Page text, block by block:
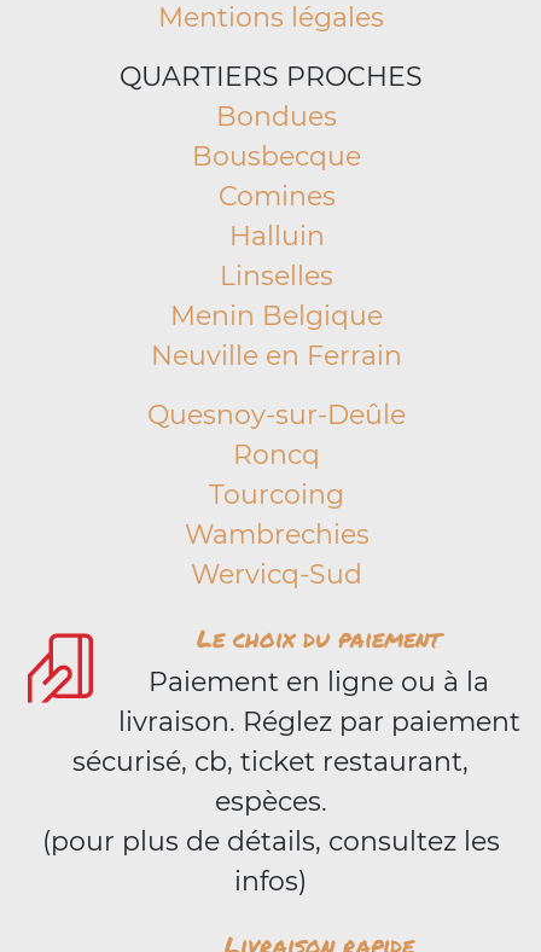
Mentions légales
QUARTIERS PROCHES
Bondues
Bousbecque
Comines
Halluin
Linselles
Menin Belgique
Neuville en Ferrain
Quesnoy-sur-Deûle
Roncq
Tourcoing
Wambrechies
Wervicq-Sud
Le choix du paiement
Paiement en ligne ou à la
livraison. Réglez par paiement
sécurisé, cb, ticket restaurant,
espèces.
(pour plus de détails, consultez les
infos)
Livraison rapide